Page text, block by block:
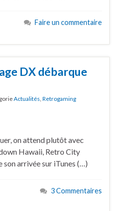
Faire un commentaire
DX débarque
Actualités, Retrogaming
on attend plutôt avec
Hawaii, Retro City
son arrivée sur iTunes (…)
3 Commentaires